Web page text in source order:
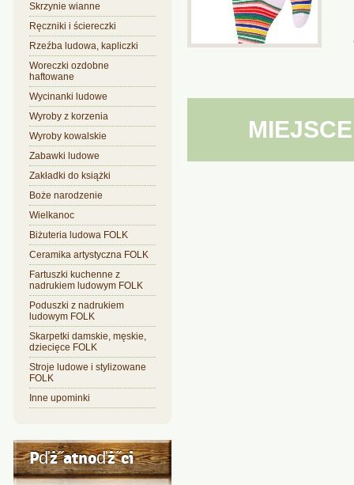
Skrzynie wianne
Ręczniki i ściereczki
Rzeźba ludowa, kapliczki
Woreczki ozdobne
haftowane
Wycinanki ludowe
Wyroby z korzenia
Wyroby kowalskie
Zabawki ludowe
Zakładki do książki
Boże narodzenie
Wielkanoc
Biżuteria ludowa FOLK
Ceramika artystyczna FOLK
Fartuszki kuchenne z
nadrukiem ludowym FOLK
Poduszki z nadrukiem
ludowym FOLK
Skarpetki damskie, męskie,
dziecięce FOLK
Stroje ludowe i stylizowane
FOLK
Inne upominki
Pďż˝atnoďż˝ci